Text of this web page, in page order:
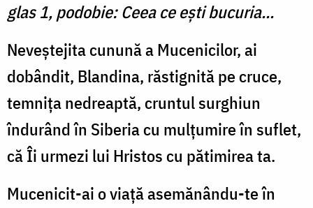
glas 1, podobie: Ceea ce ești bucuria...
Neveștejita cunună a Mucenicilor, ai
dobândit, Blandina, răstignită pe cruce,
temnița nedreaptă, cruntul surghiun
îndurând în Siberia cu mulțumire în suflet,
că Îi urmezi lui Hristos cu pătimirea ta.
Mucenicit-ai o viață asemănându-te în